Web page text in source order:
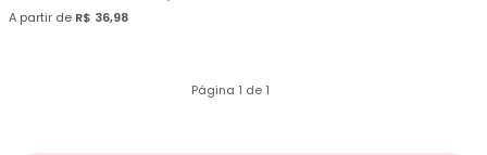
A partir de R$ 36,98
Página 1 de 1